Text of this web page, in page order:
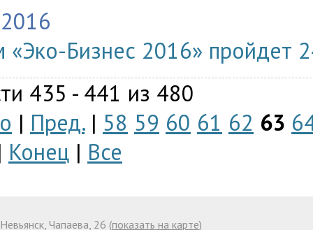
Бизнес 2016» пройдет
435 - 441 из 480
| Пред.| 58 59 60 61 62 63
Конец | Все
Невьянск, Чапаева, 26 (показать на карте)